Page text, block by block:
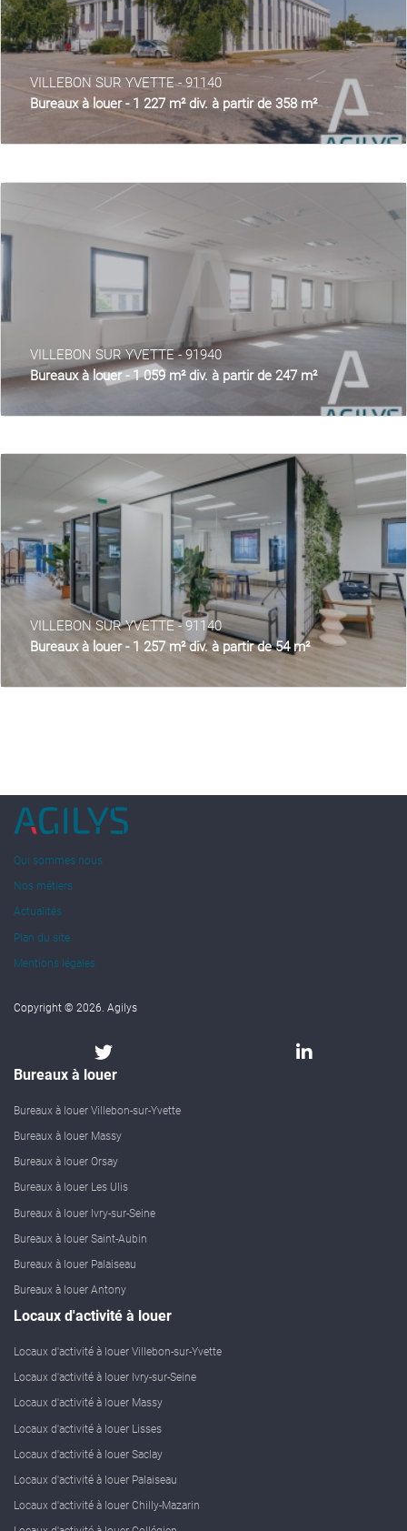
VILLEBON SUR YVETTE - 91140
Bureaux à louer - 1 227 m² div. à partir de 358 m²
VILLEBON SUR YVETTE - 91940
Bureaux à louer - 1 059 m² div. à partir de 247 m²
VILLEBON SUR YVETTE - 91140
Bureaux à louer - 1 257 m² div. à partir de 54 m²
Qui sommes nous
Nos métiers
Actualités
Plan du site
Mentions légales
Copyright © 2026. Agilys
Bureaux à louer
Bureaux à louer Villebon-sur-Yvette
Bureaux à louer Massy
Bureaux à louer Orsay
Bureaux à louer Les Ulis
Bureaux à louer Ivry-sur-Seine
Bureaux à louer Saint-Aubin
Bureaux à louer Palaiseau
Bureaux à louer Antony
Locaux d'activité à louer
Locaux d'activité à louer Villebon-sur-Yvette
Locaux d'activité à louer Ivry-sur-Seine
Locaux d'activité à louer Massy
Locaux d'activité à louer Lisses
Locaux d'activité à louer Saclay
Locaux d'activité à louer Palaiseau
Locaux d'activité à louer Chilly-Mazarin